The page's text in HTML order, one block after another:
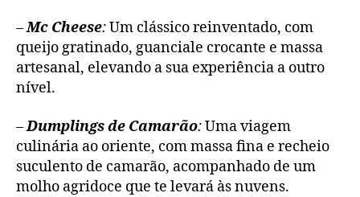
–Mc Cheese:Um clássico reinventado, com
queijo gratinado, guanciale crocante e massa
artesanal, elevando a sua experiência a outro
nível.
–Dumplings de Camarão:Uma viagem
culinária ao oriente, com massa fina e recheio
suculento de camarão, acompanhado de um
molho agridoce que te levará às nuvens.